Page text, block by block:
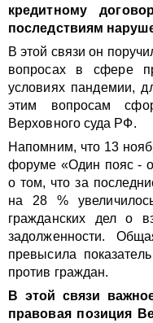
кредитному
последствиям
В этой связи он
вопросах в сфере
условиях пандемии,
этим вопросам
Верховного суда РФ.
Напомним, что 13
форуме «Один пояс -
о том, что за
на 28 %
гражданских дел о
задолженности.
превысила
против граждан.
В этой связи
правовая позиция